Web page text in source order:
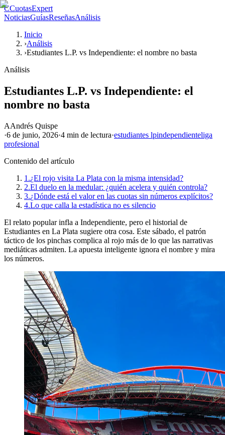
CCuotasExpert
NoticiasGuíasReseñasAnálisis
Inicio
›Análisis
›Estudiantes L.P. vs Independiente: el nombre no basta
Análisis
Estudiantes L.P. vs Independiente: el
nombre no basta
AAndrés Quispe
·6 de junio, 2026·4 min de lectura·estudiantes lpindependienteliga
profesional
Contenido del artículo
1.¿El rojo visita La Plata con la misma intensidad?
2.El duelo en la medular: ¿quién acelera y quién controla?
3.¿Dónde está el valor en las cuotas sin números explícitos?
4.Lo que calla la estadística no es silencio
El relato popular infla a Independiente, pero el historial de
Estudiantes en La Plata sugiere otra cosa. Este sábado, el patrón
táctico de los pinchas complica al rojo más de lo que las narrativas
mediáticas admiten. La apuesta inteligente ignora el nombre y mira
los números.